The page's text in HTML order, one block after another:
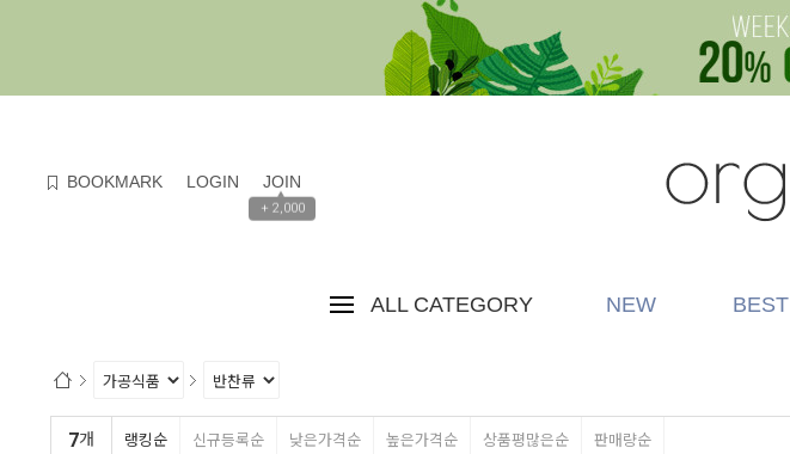
BOOKMARK LOGIN JOIN
▲
+ 2,000
ALL CATEGORY NEW BEST
7개 랭킹순 신규등록순 낮은가격순 높은가격순 상품평많은순 판매량순